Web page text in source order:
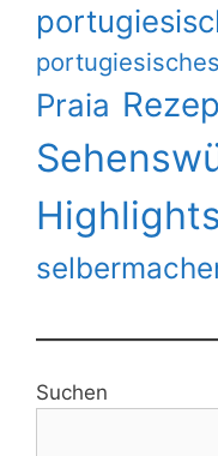
Praia
Suchen